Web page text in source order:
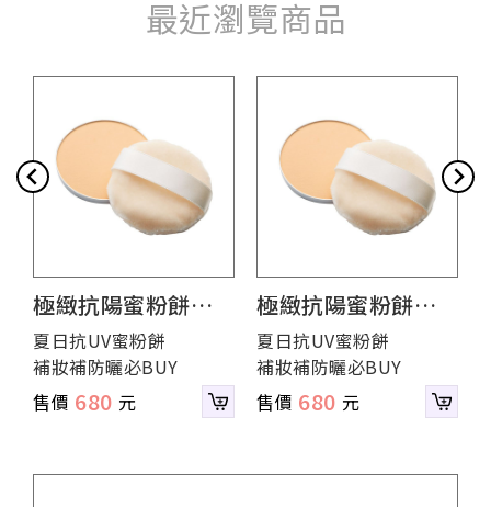
最近瀏覽商品
極緻抗陽蜜粉餅
（蕊心）
夏日抗UV蜜粉餅
補妝補防曬必BUY
680
極緻抗陽蜜粉餅
（蕊心）
夏日抗UV蜜粉餅
補妝補防曬必BUY
680